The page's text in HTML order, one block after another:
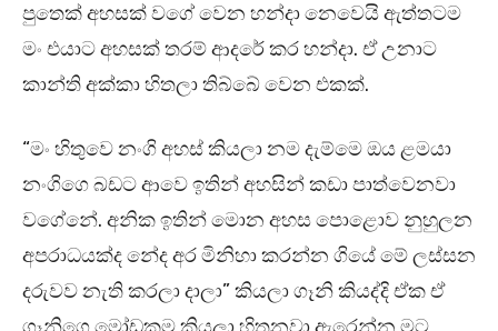
පුතෙක් අහසක් වගේ වෙන හන්දා නෙවෙයි ඇත්තටම
මං එයාට අහසක් තරම් ආදරේ කර හන්දා. ඒ උනාට
කාන්ති අක්කා හිතලා තිබ්බේ වෙන එකක්.
“මං හිතුවෙ නංගි අහස් කියලා නම දැම්මෙ ඔය ළමයා
නංගිගෙ බඩට ආවෙ ඉතින් අහසින් කඩා පාත්වෙනවා
වගේනේ. අනික ඉතින් මොන අහස පොළොව නුහුලන
අපරාධයක්ද නේද අර මිනිහා කරන්න ගියේ මේ ලස්සන
දරුවව නැති කරලා දාලා” කියලා ගෑනි කියද්දි ඒක ඒ